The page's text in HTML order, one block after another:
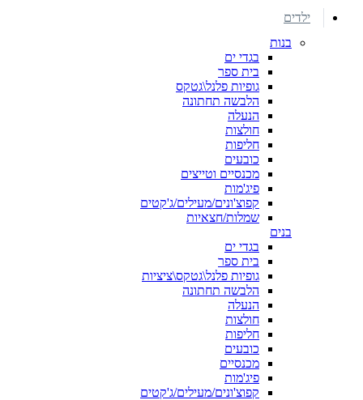
ילדים
בנות
בגדי ים
בית ספר
גופיות פלנל\גטקס
הלבשה תחתונה
הנעלה
חולצות
חליפות
כובעים
מכנסיים וטייצים
פיג'מות
קפוצ'ונים/מעילים/ג'קטים
שמלות/חצאיות
בנים
בגדי ים
בית ספר
גופיות פלנל\גטקס\ציציות
הלבשה תחתונה
הנעלה
חולצות
חליפות
כובעים
מכנסיים
פיג'מות
קפוצ'ונים/מעילים/ג'קטים